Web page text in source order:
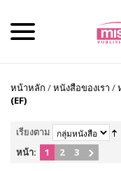
หน้าหลัก /หนังสือของเรา /
(EF)
เรียงตาม
หน้า:
1 2 3